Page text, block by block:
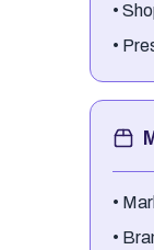
•
•
•
•